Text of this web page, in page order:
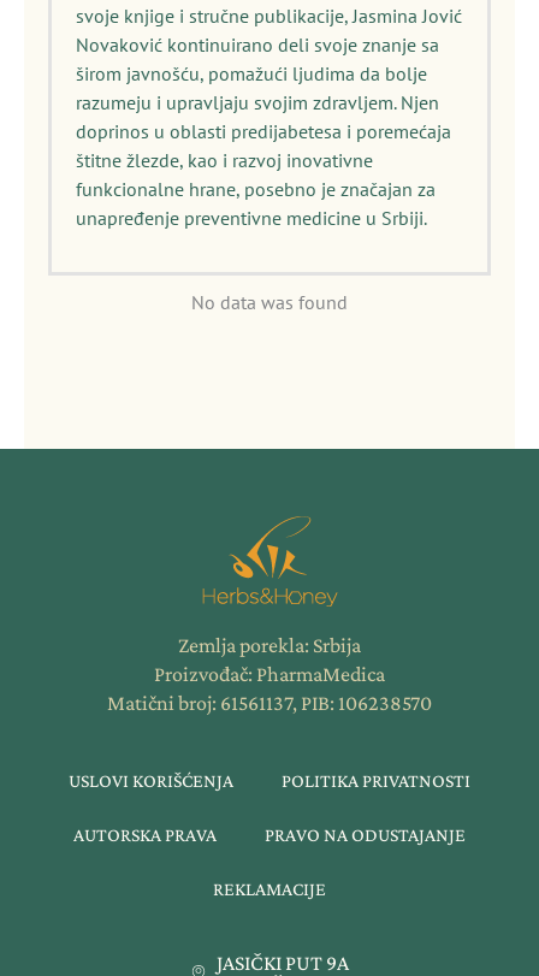
svoje knjige i stručne publikacije, Jasmina Jović
Novaković kontinuirano deli svoje znanje sa
širom javnošću, pomažući ljudima da bolje
razumeju i upravljaju svojim zdravljem. Njen
doprinos u oblasti predijabetesa i poremećaja
štitne žlezde, kao i razvoj inovativne
funkcionalne hrane, posebno je značajan za
unapređenje preventivne medicine u Srbiji.
No data was found
Zemlja porekla: Srbija
Proizvođač: PharmaMedica
Matični broj: 61561137, PIB: 106238570
USLOVI KORIŠĆENJA POLITIKA PRIVATNOSTI
AUTORSKA PRAVA PRAVO NA ODUSTAJANJE
REKLAMACIJE
JASIČKI PUT 9A